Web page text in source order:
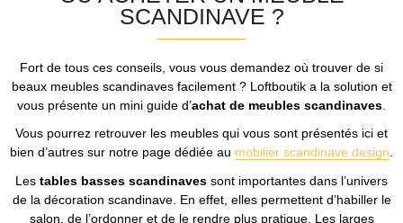
SCANDINAVE ?
Fort de tous ces conseils, vous vous demandez où trouver de si
beaux meubles scandinaves facilement ? Loftboutik a la solution et
vous présente un mini guide d’achat de meubles scandinaves
Vous pourrez retrouver les meubles qui vous sont présentés ici et
bien d’autres sur notre page dédiée au mobilier scandinave design.
Les tables basses scandinaves sont importantes dans l’univers
de la décoration scandinave. En effet, elles permettent d’habiller le
salon, de l’ordonner et de le rendre plus pratique. Les larges